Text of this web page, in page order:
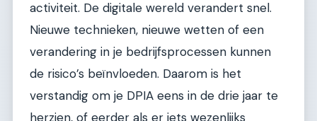
activiteit. De digitale wereld verandert snel.
Nieuwe technieken, nieuwe wetten of een
verandering in je bedrijfsprocessen kunnen
de risico’s beïnvloeden. Daarom is het
verstandig om je DPIA eens in de drie jaar te
herzien, of eerder als er iets wezenlijks